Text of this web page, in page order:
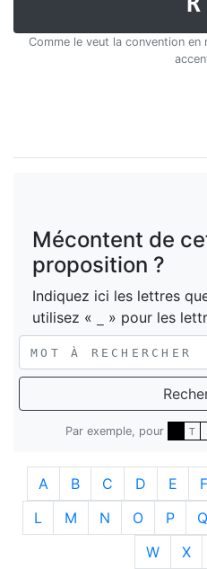
Comme le veut la convention
Mécontent de
proposition ?
Indiquez ici les lettres
utilisez «
» pour les
Par exemple, pour T
A B C D E F
L
M N O P Q
W
X